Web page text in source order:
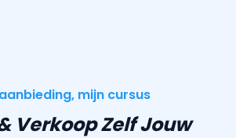
mijn cursus
Verkoop Zelf Jouw